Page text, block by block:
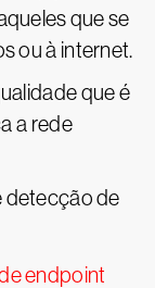
que se
ou à internet.
que é
a rede
detecção de
endpoint